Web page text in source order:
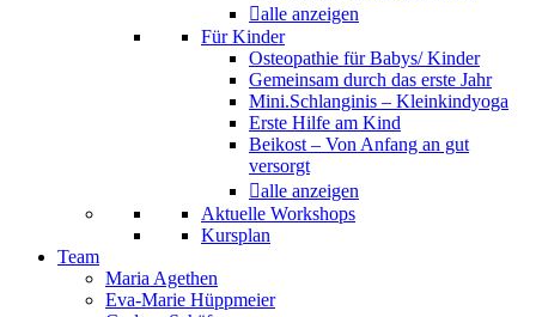
alle anzeigen
Für Kinder
Osteopathie für Babys/ Kinder
Gemeinsam durch das erste Jahr
Mini.Schlanginis – Kleinkindyoga
Erste Hilfe am Kind
Beikost – Von Anfang an gut
versorgt
alle anzeigen
Aktuelle Workshops
Kursplan
Team
Maria Agethen
Eva-Marie Hüppmeier